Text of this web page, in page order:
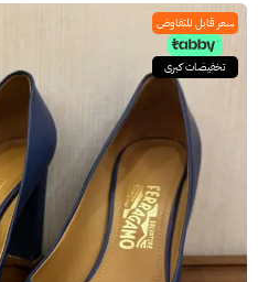
سعر قابل للتفاوض
تخفيضات كبرى